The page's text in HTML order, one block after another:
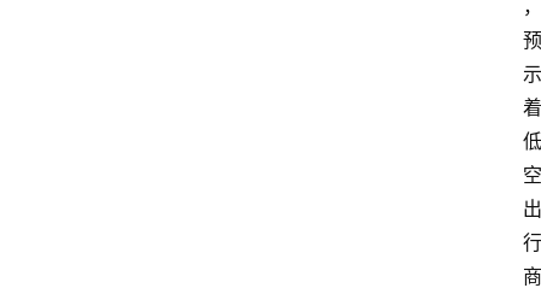
，
预
示
着
低
空
出
行
商